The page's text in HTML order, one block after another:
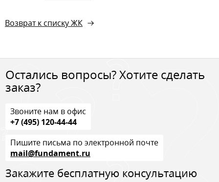
Возврат к списку ЖК
Остались вопросы? Хотите сделать
заказ?
Звоните нам в офис
+7 (495) 120-44-44
Пишите письма по электронной почте
mail@fundament.ru
Закажите бесплатную консультацию